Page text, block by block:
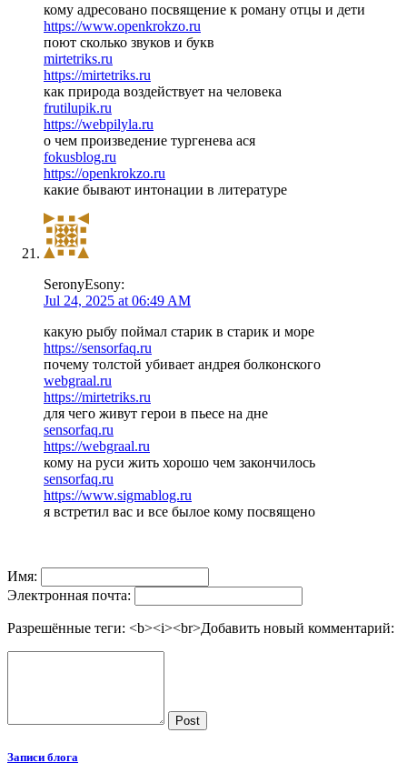
кому адресовано посвящение к роману отцы и дети
https://www.openkrokzo.ru
поют сколько звуков и букв
mirtetriks.ru
https://mirtetriks.ru
как природа воздействует на человека
frutilupik.ru
https://webpilyla.ru
о чем произведение тургенева ася
fokusblog.ru
https://openkrokzo.ru
какие бывают интонации в литературе
SeronyEsony:
Jul 24, 2025 at 06:49 AM
какую рыбу поймал старик в старик и море
https://sensorfaq.ru
почему толстой убивает андрея болконского
webgraal.ru
https://mirtetriks.ru
для чего живут герои в пьесе на дне
sensorfaq.ru
https://webgraal.ru
кому на руси жить хорошо чем закончилось
sensorfaq.ru
https://www.sigmablog.ru
я встретил вас и все былое кому посвящено
Имя:
Электронная почта:
Разрешённые теги: <b><i><br>Добавить новый комментарий:
Post
Записи блога